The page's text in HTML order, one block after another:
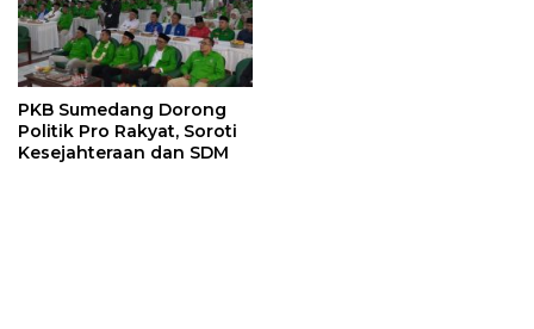
PKB Sumedang Dorong
Politik Pro Rakyat, Soroti
Kesejahteraan dan SDM